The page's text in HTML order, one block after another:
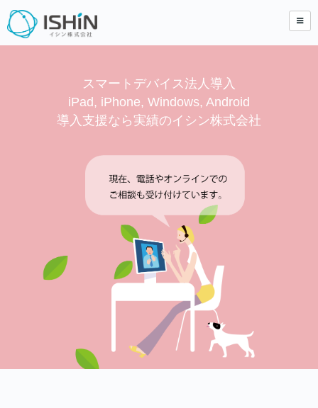
スマートデバイス法人導入
iPad, iPhone, Windows, Android
導入支援なら実績のイシン株式会社